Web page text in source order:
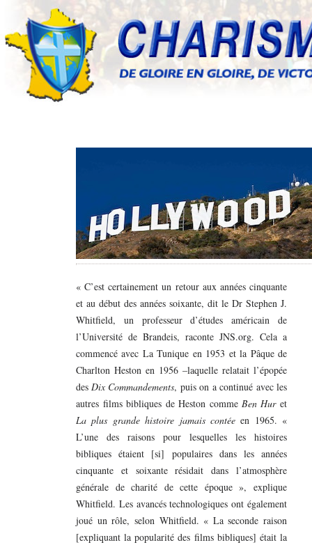
« C’est certainement un retour aux années cinquante
et au début des années soixante, dit le Dr Stephen J.
Whitfield, un professeur d’études américain de
l’Université de Brandeis, raconte JNS.org. Cela a
commencé avec La Tunique en 1953 et la Pâque de
Charlton Heston en 1956 –laquelle relatait l’épopée
des Dix Commandements, puis on a continué avec les
autres films bibliques de Heston comme Ben Huret
La plus grande histoire jamais contée en 1965. «
L’une des raisons pour lesquelles les histoires
bibliques étaient [si] populaires dans les années
cinquante et soixante résidait dans l’atmosphère
générale de charité de cette époque », explique
Whitfield. Les avancés technologiques ont également
joué un rôle, selon Whitfield. « La seconde raison
[expliquant la popularité des films bibliques] était la